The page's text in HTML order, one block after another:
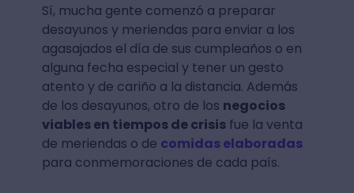
Sí, mucha gente comenzó a preparar
desayunos y meriendas para enviar a los
agasajados el día de sus cumpleaños o en
alguna fecha especial y tener un gesto
atento y de cariño a la distancia. Además
de los desayunos, otro de los negocios
viables en tiempos de crisisfue la venta
de meriendas o de comidas elaboradas
para conmemoraciones de cada país.